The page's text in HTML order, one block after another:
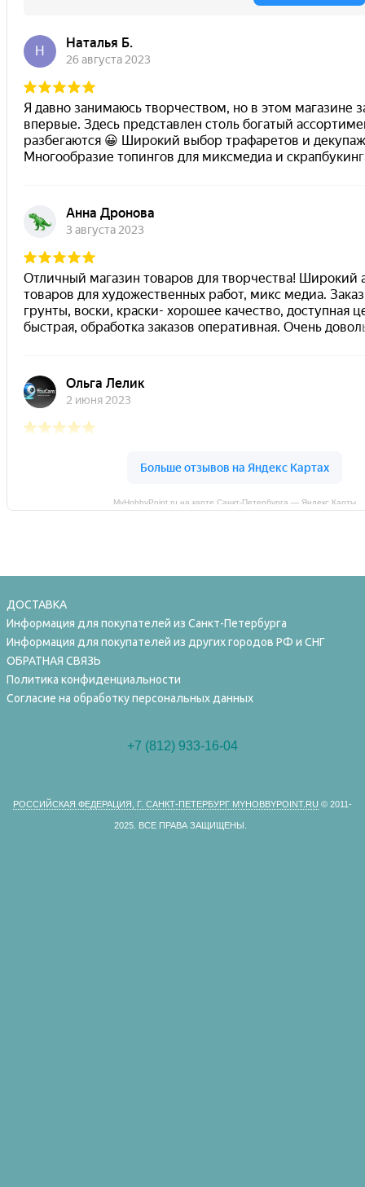
MyHobbyPoint.ru на карте Санкт‑Петербурга — Яндекс Карты
ДОСТАВКА
Информация для покупателей из Санкт-Петербурга
Информация для покупателей из других городов РФ и СНГ
ОБРАТНАЯ СВЯЗЬ
Политика конфиденциальности
Согласие на обработку персональных данных
+7 (812) 933-16-04
РОССИЙСКАЯ ФЕДЕРАЦИЯ, Г. САНКТ-ПЕТЕРБУРГ MYHOBBYPOINT.RU © 2011-
2025. ВСЕ ПРАВА ЗАЩИЩЕНЫ.